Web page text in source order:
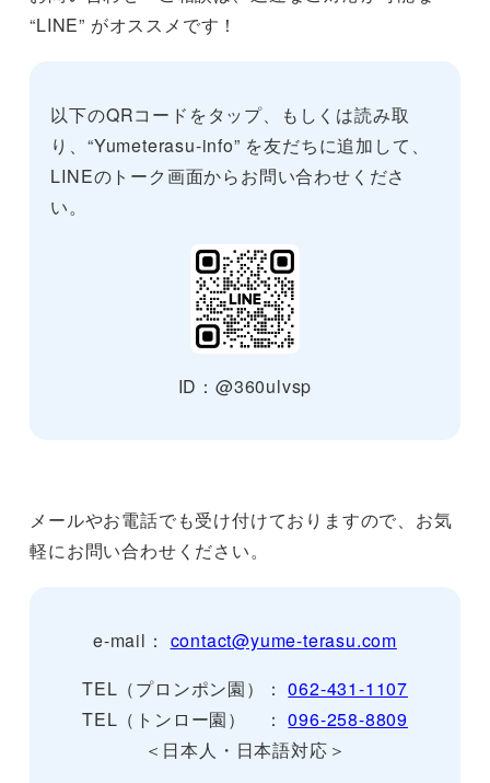
“LINE” がオススメです！
以下のQRコードをタップ、もしくは読み取
り、“Yumeterasu-info” を友だちに追加して、
LINEのトーク画面からお問い合わせくださ
い。
ID：@360ulvsp
メールやお電話でも受け付けておりますので、お気
軽にお問い合わせください。
e-mail： contact@yume-terasu.com
TEL（プロンポン園）：062-431-1107
TEL（トンロー園） ：096-258-8809
＜日本人・日本語対応＞